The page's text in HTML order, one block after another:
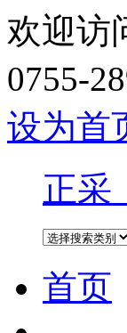
欢迎访
0755-
设为首
正采
首页